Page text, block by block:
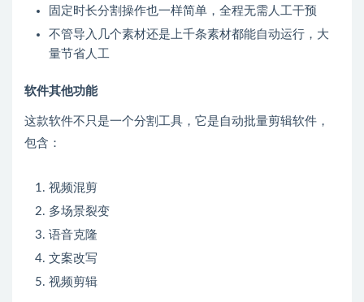
固定时长分割操作也一样简单，全程无需人工干预
不管导入几个素材还是上千条素材都能自动运行，大
量节省人工
软件其他功能
这款软件不只是一个分割工具，它是自动批量剪辑软件，
包含：
视频混剪
多场景裂变
语音克隆
文案改写
视频剪辑